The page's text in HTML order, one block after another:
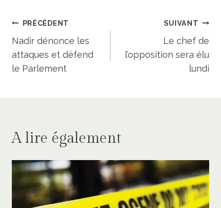
Navigation
de
l’article
PRÉCÉDENT
Nadir dénonce les
attaques et défend
le Parlement
SUIVANT
Le chef de
l’opposition sera élu
lundi
A lire également